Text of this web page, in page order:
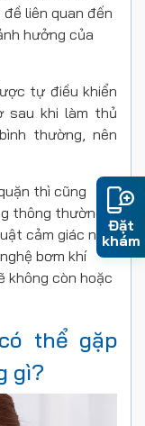
liên quan đến
hưởng của
tự điều khiển
sau khi làm thủ
thường, nên
thì cũng
thông thường
cảm giác này
bơm khí
không còn hoặc
thể gặp
gì?
Đặt
khám